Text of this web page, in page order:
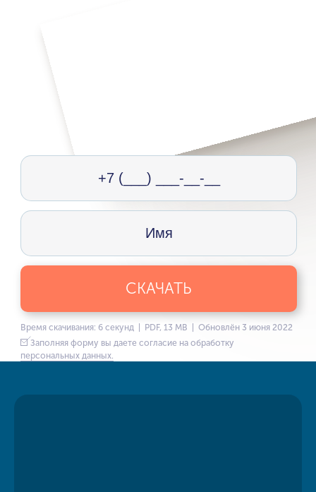
СКАЧАТЬ
Время скачивания: 6 секунд | PDF, 13 MB | Обновлён 3 июня 2022
Заполняя форму вы даете согласие на обработку
персональных данных.